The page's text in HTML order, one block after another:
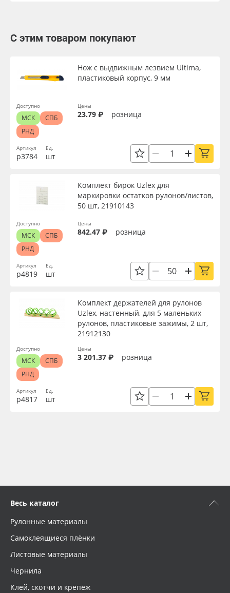
С этим товаром покупают
Артикул
р3784
Нож с выдвижным лезвием Ultima,
пластиковый корпус, 9 мм
Ед.
шт
Цены
23.79 ₽ розница
Доступно
МСК
СПБ
РНД
Артикул
р4819
Комплект бирок Uzlex для
маркировки остатков рулонов/листов,
50 шт, 21910143
Ед.
шт
Цены
842.47 ₽ розница
Доступно
МСК
СПБ
РНД
Артикул
р4817
Комплект держателей для рулонов
Uzlex, настенный, для 5 маленьких
рулонов, пластиковые зажимы, 2 шт,
21912130
Ед.
шт
Цены
3 201.37 ₽ розница
Доступно
МСК
СПБ
РНД
Весь каталог
Рулонные материалы
Самоклеящиеся плёнки
Листовые материалы
Чернила
Клей, скотчи и крепёж